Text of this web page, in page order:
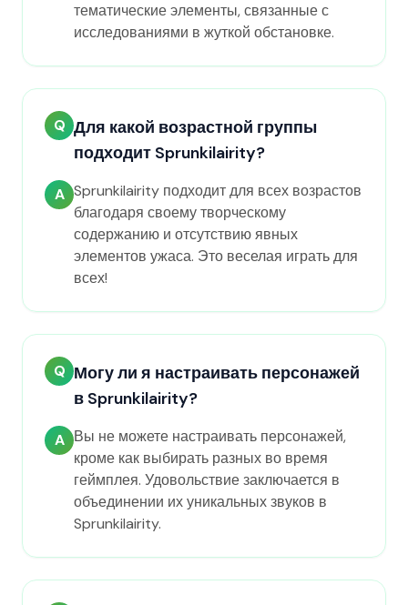
тематические элементы, связанные с
исследованиями в жуткой обстановке.
Q Для какой возрастной группы
подходит Sprunkilairity?
A Sprunkilairity подходит для всех возрастов
благодаря своему творческому
содержанию и отсутствию явных
элементов ужаса. Это веселая играть для
всех!
Q Могу ли я настраивать персонажей
в Sprunkilairity?
A Вы не можете настраивать персонажей,
кроме как выбирать разных во время
геймплея. Удовольствие заключается в
объединении их уникальных звуков в
Sprunkilairity.